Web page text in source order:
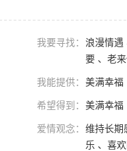
我要寻找： 浪漫情遇
要 、老
我能提供： 美满幸福
希望得到： 美满幸福
爱情观念： 维持长期
乐 、喜